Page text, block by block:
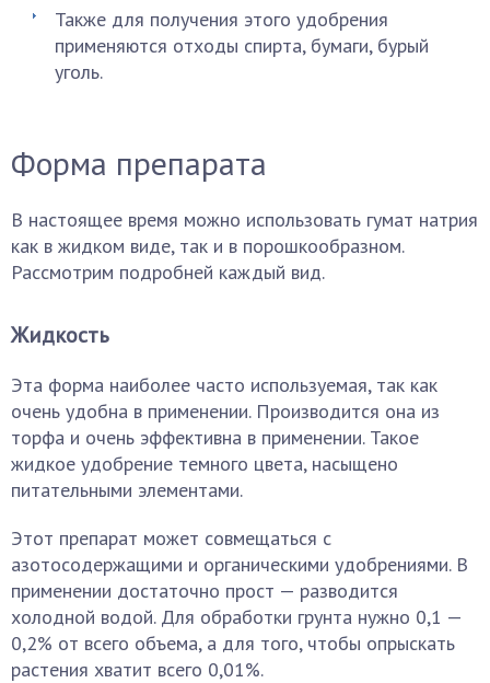
Также для получения этого удобрения
применяются отходы спирта, бумаги, бурый
уголь.
Форма препарата
В настоящее время можно использовать гумат натрия
как в жидком виде, так и в порошкообразном.
Рассмотрим подробней каждый вид.
Жидкость
Эта форма наиболее часто используемая, так как
очень удобна в применении. Производится она из
торфа и очень эффективна в применении. Такое
жидкое удобрение темного цвета, насыщено
питательными элементами.
Этот препарат может совмещаться с
азотосодержащими и органическими удобрениями. В
применении достаточно прост — разводится
холодной водой. Для обработки грунта нужно 0,1 —
0,2% от всего объема, а для того, чтобы опрыскать
растения хватит всего 0,01%.